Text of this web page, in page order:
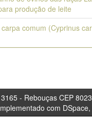
produção de leite
comum (Cyprinus
- Rebouças CEP
com